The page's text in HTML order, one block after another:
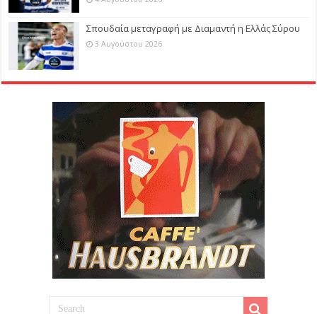
Σπουδαία μεταγραφή με Διαμαντή η Ελλάς Σύρου
3 Αυγούστου 2026